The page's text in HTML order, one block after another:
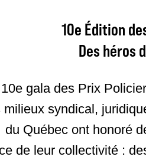
10e Édition
Des héros
gala des Prix
syndical,
Québec ont honoré
de leur collectivité :